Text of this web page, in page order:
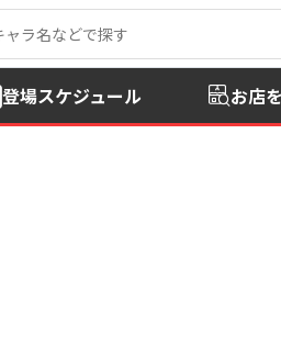
登場スケジュール お店